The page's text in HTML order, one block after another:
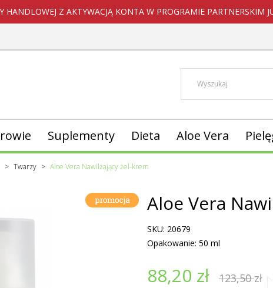
Z AKTYWACJĄ KONTA W PROGRAMIE PARTNERSKIM
Suplementy Dieta Aloe Vera
Twarzy Aloe Vera Nawilżający żel-krem
Aloe Vera
SKU: 20679
Opakowanie: 50 ml
88,20 zł 123,50zł